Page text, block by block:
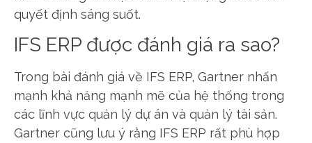
quyết định sáng suốt.
IFS ERP được đánh giá ra sao?
Trong bài đánh giá về IFS ERP, Gartner nhấn
mạnh khả năng mạnh mẽ của hệ thống trong
các lĩnh vực quản lý dự án và quản lý tài sản.
Gartner cũng lưu ý rằng IFS ERP rất phù hợp